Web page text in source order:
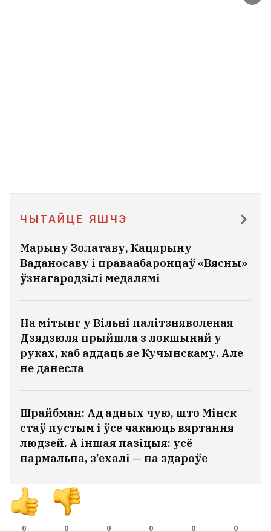
ЧЫТАЙЦЕ ЯШЧЭ
Марыну Золатаву, Кацярыну
Ваданосаву і праваабаронцаў «Вясны»
ўзнагародзілі медалямі
На мітынг у Вільні палітзняволеная
Дзядзюля прыйшла з локшынай у
руках, каб аддаць яе Кучынскаму. Але
не данесла
Шрайбман: Ад адных чую, што Мінск
стаў пустым і ўсе чакаюць вяртання
людзей. А іншая пазіцыя: усё
нармальна, з’ехалі — на здароўе
0 0 0 0 0 0